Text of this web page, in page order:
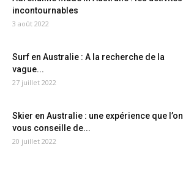
incontournables
3 août 2022
Surf en Australie : A la recherche de la
vague...
27 juillet 2022
Skier en Australie : une expérience que l’on
vous conseille de...
20 juillet 2022